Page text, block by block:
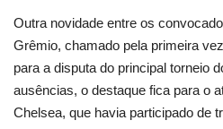
Outra novidade entre os
Grêmio, chamado pela primeira
para a disputa do principal torneio
ausências, o destaque fica para o
Chelsea, que havia participado de